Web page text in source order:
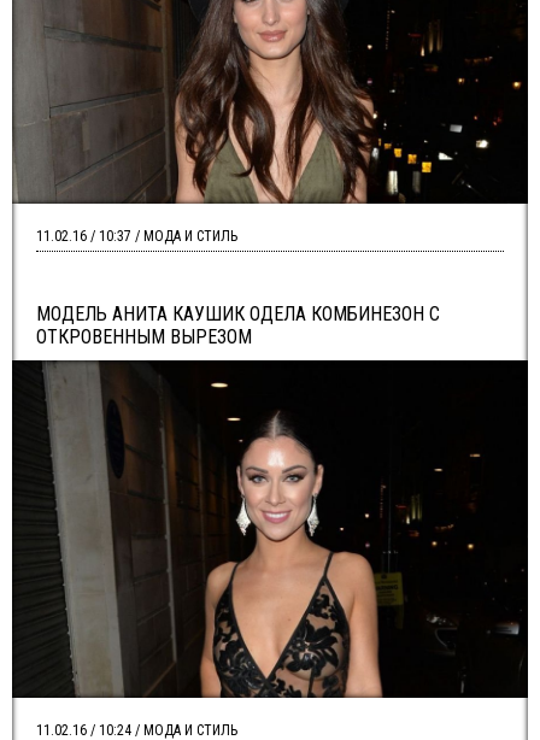
МОДЕЛЬ АНИТА КАУШИК ОДЕЛА КОМБИНЕЗОН С
ОТКРОВЕННЫМ ВЫРЕЗОМ
11.02.16 / 10:37 / МОДА И СТИЛЬ
11.02.16 / 10:24 / МОДА И СТИЛЬ